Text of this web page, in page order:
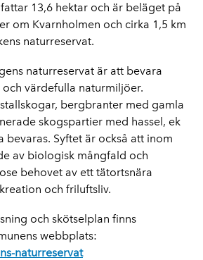
13,6 hektar och är beläget på
om Kvarnholmen och cirka 1,5 km
naturreservat.
naturreservat är att bevara
värdefulla naturmiljöer.
bergbranter med gamla
skogspartier med hassel, ek
bevaras. Syftet är också att inom
av biologisk mångfald och
behovet av ett tätortsnära
och friluftsliv.
och skötselplan finns
webbplats:
naturreservat